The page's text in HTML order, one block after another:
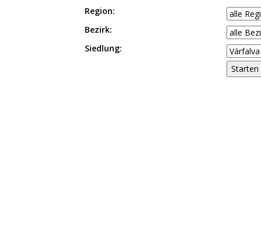
Region:
Bezirk:
Siedlung: